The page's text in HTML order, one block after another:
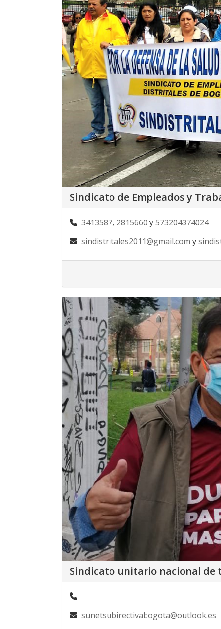
Sindicato de Empleados y
3413587, 2815660 y573204374024
sindistritales2011@gmail.com y
Sindicato unitario nacional de
sunetsubirectivabogota@outlook.es